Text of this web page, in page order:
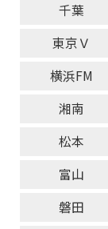
千葉
東京Ｖ
横浜FM
湘南
松本
富山
磐田